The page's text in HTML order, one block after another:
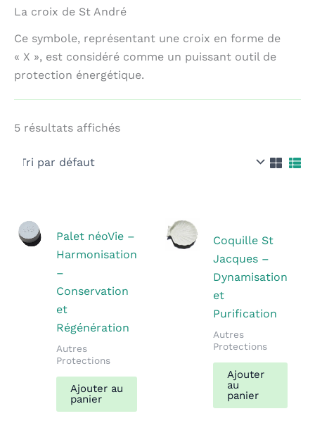
La croix de St André
Ce symbole, représentant une croix en forme de
« X », est considéré comme un puissant outil de
protection énergétique.
5 résultats affichés
Palet néoVie –
Harmonisation
–
Conservation
et
Régénération
Autres
Protections
Ajouter au
panier
Coquille St
Jacques –
Dynamisation
et
Purification
Autres
Protections
Ajouter
au
panier